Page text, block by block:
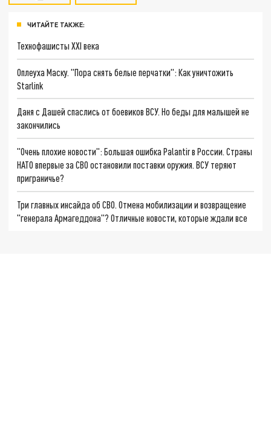
ЧИТАЙТЕ ТАКЖЕ:
Технофашисты XXI века
Оплеуха Маску. "Пора снять белые перчатки": Как уничтожить
Starlink
Даня с Дашей спаслись от боевиков ВСУ. Но беды для малышей не
закончились
"Очень плохие новости": Большая ошибка Palantir в России. Страны
НАТО впервые за СВО остановили поставки оружия. ВСУ теряют
приграничье?
Три главных инсайда об СВО. Отмена мобилизации и возвращение
"генерала Армагеддона"? Отличные новости, которые ждали все